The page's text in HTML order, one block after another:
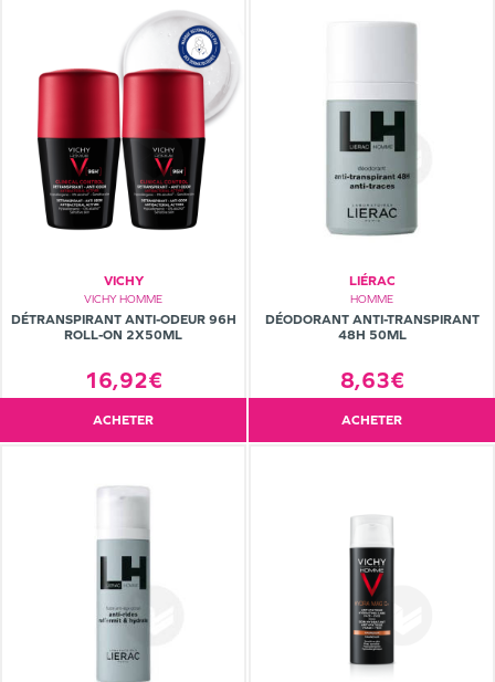
VICHY
VICHY HOMME
DÉTRANSPIRANT ANTI-ODEUR 96H
ROLL-ON 2X50ML
16,92€
ACHETER
LIÉRAC
HOMME
DÉODORANT ANTI-TRANSPIRANT
48H 50ML
8,63€
ACHETER